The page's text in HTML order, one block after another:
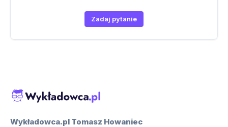
Zadaj pytanie
Wykładowca.pl Tomasz Howaniec